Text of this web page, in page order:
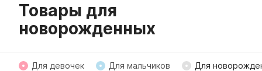
Товары для
новорожденных
Для девочек Для мальчиков Для